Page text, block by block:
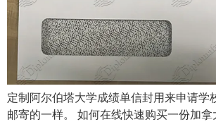
定制阿尔伯塔大学成绩单信封用来申请学
邮寄的一样。 如何在线快速购买一份加